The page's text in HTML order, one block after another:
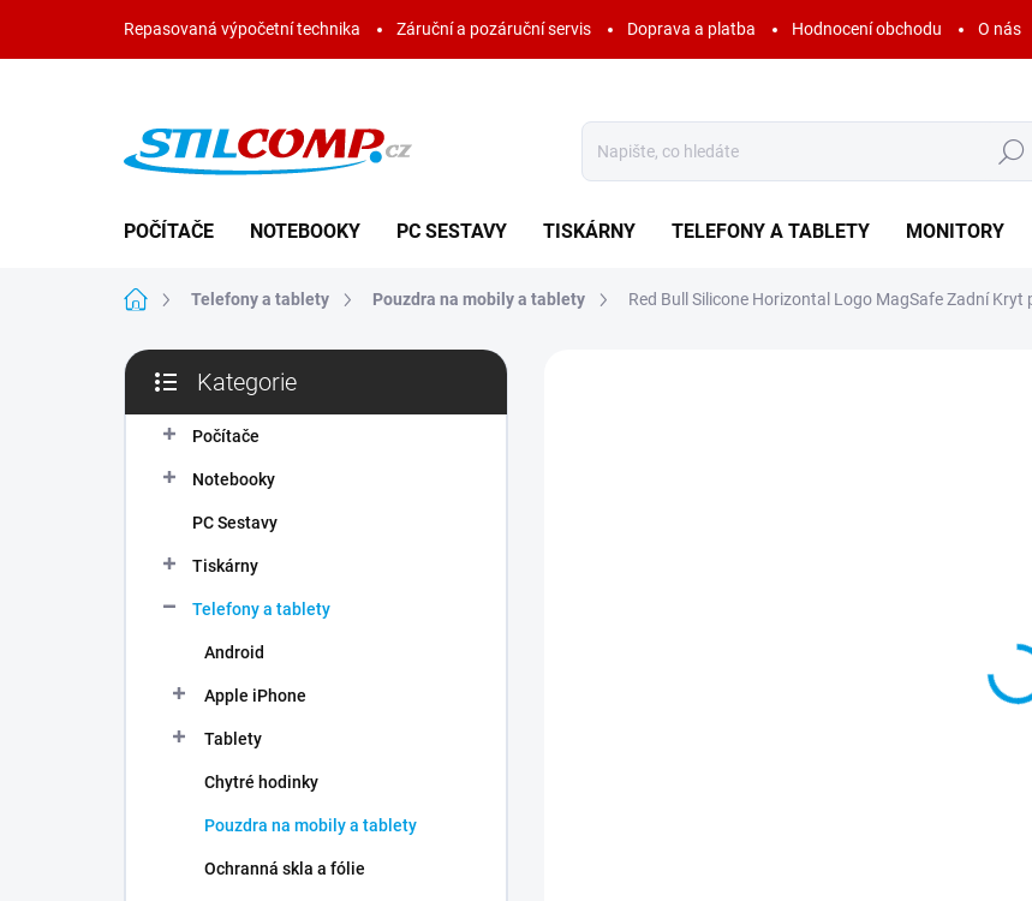
obsah
Repasovaná výpočetní technika Záruční a pozáruční servis Doprava a platba Hodnocení obchodu O nás
Hledat
POČÍTAČE NOTEBOOKY PC SESTAVY TISKÁRNY TELEFONY A TABLETY MONITORY
Domů Telefony a tablety Pouzdra na mobily a tablety Red Bull Silicone Horizontal Logo MagSafe Zadní Kryt
P
s
kategorie
Kategorie
Počítače
Notebooky
PC Sestavy
Tiskárny
Telefony a tablety
Android
Apple iPhone
Tablety
Chytré hodinky
Pouzdra na mobily a tablety
Ochranná skla a fólie